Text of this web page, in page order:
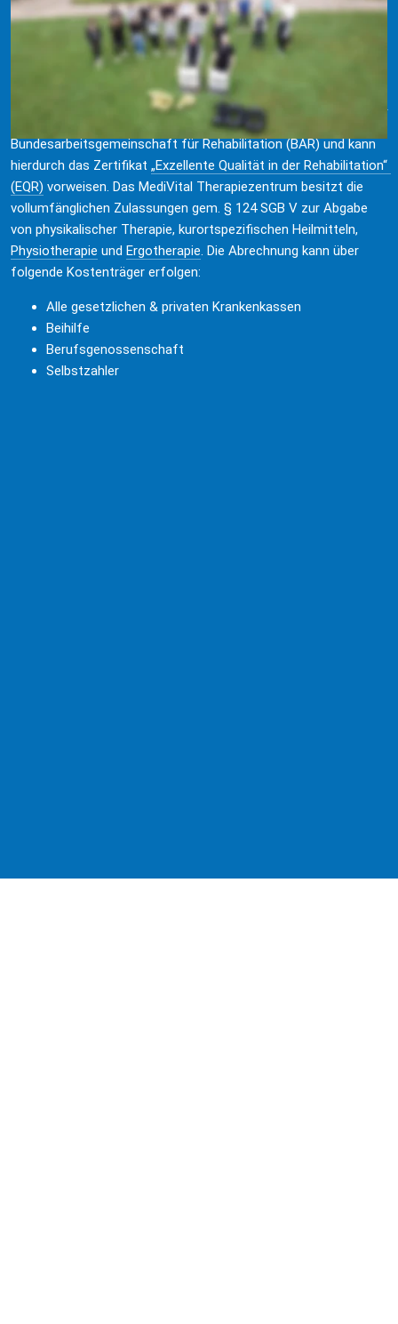
ausgebildete Therapeuten entwickeln ein individuelles
Programm für Ihre Gesundheit, Prävention und Fitness.
MediVital Therapiezentrum ist nach IQMP Reha 4.0
zertifiziert und wurde im Jahre 2018 wiederholt
vom europäischen Heilbäderverband mit dem
ausgezeichnet. Es erfüllt alle Kriterienpunkte der
Bundesarbeitsgemeinschaft für Rehabilitation (BAR) und kann
hierdurch das Zertifikat „Exzellente Qualität in der Rehabilitation“
(EQR) vorweisen. Das MediVital Therapiezentrum besitzt die
vollumfänglichen Zulassungen gem. § 124 SGB V zur Abgabe
Physiotherapie und Ergotherapie. Die Abrechnung kann über
folgende Kostenträger erfolgen:
Alle gesetzlichen & privaten Krankenkassen
Beihilfe
Berufsgenossenschaft
Selbstzahler